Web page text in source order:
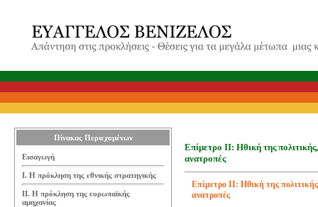
Πίνακας Περιεχομένων
Εισαγωγή
Ι. Η πρόκληση της εθνικής στρατηγικής
ΙΙ. Η πρόκληση της ευρωπαϊκής
αμηχανίας
Επίμετρο ΙΙ: Ηθική της
ανατροπές
Επίμετρο ΙΙ: Ηθική της
ανατροπές